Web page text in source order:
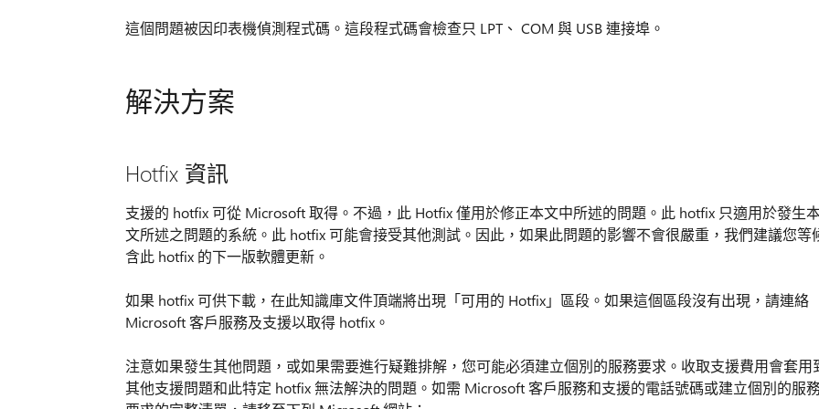
這個問題被因印表機偵測程式碼。這段程式碼會檢查只 LPT、 COM 與 USB 連接埠。
解決方案
Hotfix 資訊
支援的 hotfix 可從 Microsoft 取得。不過，此 Hotfix 僅用於修正本文中所述的問題。此 hotfix 只適用於發生
文所述之問題的系統。此 hotfix 可能會接受其他測試。因此，如果此問題的影響不會很嚴重，我們建議您等
含此 hotfix 的下一版軟體更新。
如果 hotfix 可供下載，在此知識庫文件頂端將出現「可用的 Hotfix」區段。如果這個區段沒有出現，請連絡
Microsoft 客戶服務及支援以取得 hotfix。
注意如果發生其他問題，或如果需要進行疑難排解，您可能必須建立個別的服務要求。收取支援費用會套用
其他支援問題和此特定 hotfix 無法解決的問題。如需 Microsoft 客戶服務和支援的電話號碼或建立個別的服